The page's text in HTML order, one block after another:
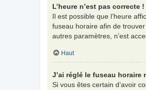
L’heure n’est pas correcte !
Il est possible que l’heure
fuseau horaire afin de
autres paramètres, n’est
Haut
J’ai réglé le fuseau horaire
Si vous êtes certain d’avoir